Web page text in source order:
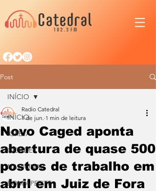
Post
INÍCIO
IGREJA
CIDADE
NACIONAL
BOM APETITE
INÍCIO
Novo Caged aponta
abertura de quase 500
postos de trabalho em
abril em Juiz de Fora
Radio Catedral
1 de jun. 1 min de leitura